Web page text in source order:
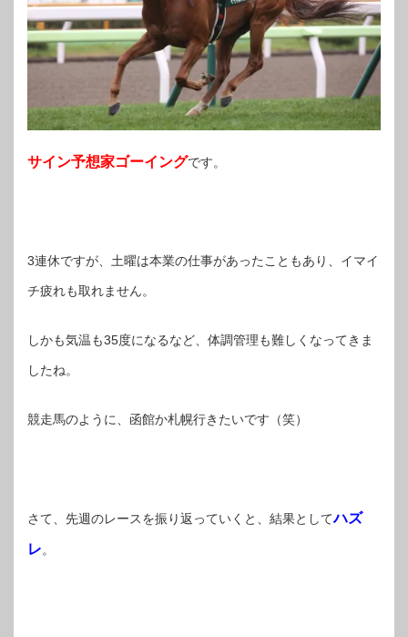
サイン予想家ゴーイングです。
3連休ですが、土曜は本業の仕事があったこともあり、イマイ
チ疲れも取れません。
しかも気温も35度になるなど、体調管理も難しくなってきま
したね。
競走馬のように、函館か札幌行きたいです（笑）
さて、先週のレースを振り返っていくと、結果としてハズ
レ。